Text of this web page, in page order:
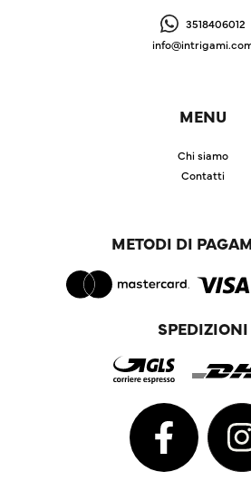
3518406012
MENU
Chi siamo
Contatti
METODI DI
SPEDIZIONI